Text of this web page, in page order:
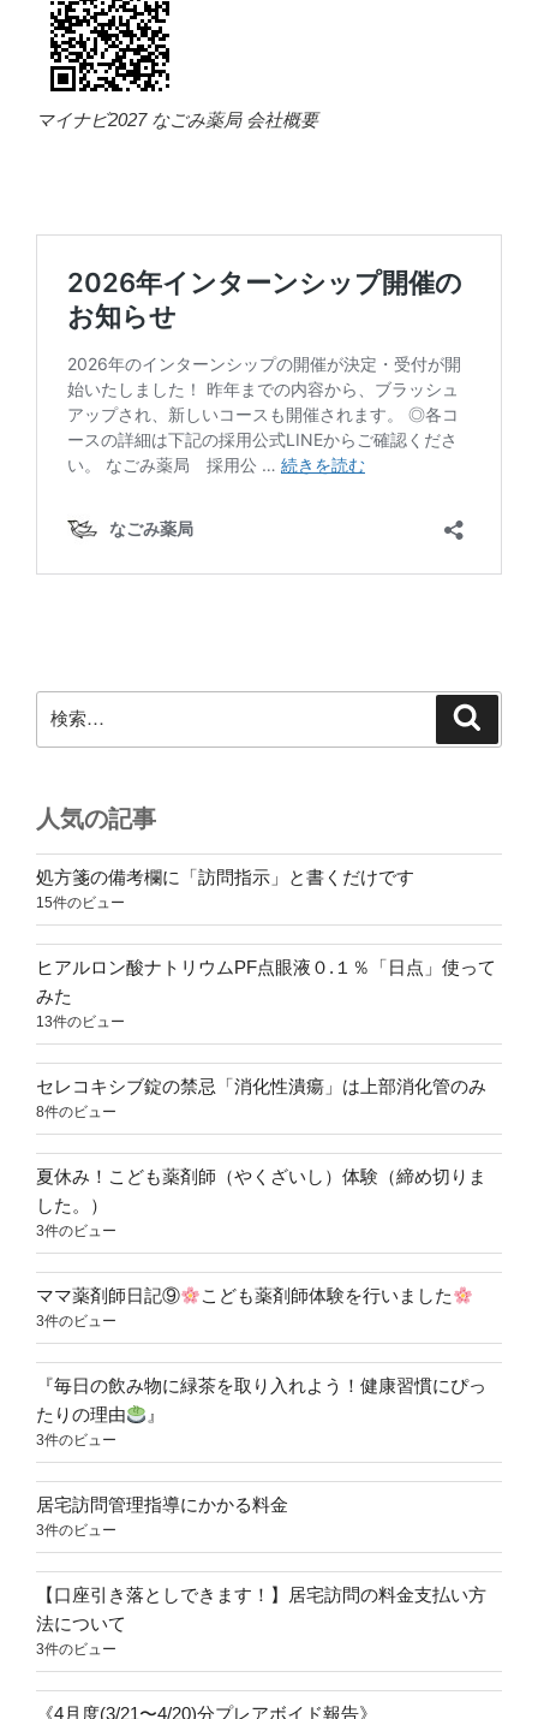
マイナビ2027 なごみ薬局 会社概要
索:
人気の記事
処方箋の備考欄に「訪問指示」と書くだけです
15件のビュー
ヒアルロン酸ナトリウムPF点眼液０.１％「日点」使って
みた
13件のビュー
セレコキシブ錠の禁忌「消化性潰瘍」は上部消化管のみ
8件のビュー
夏休み！こども薬剤師（やくざいし）体験（締め切りま
した。）
3件のビュー
ママ薬剤師日記⑨ こども薬剤師体験を行いました
3件のビュー
『毎日の飲み物に緑茶を取り入れよう！健康習慣にぴっ
たりの理由
』
3件のビュー
居宅訪問管理指導にかかる料金
3件のビュー
【口座引き落としできます！】居宅訪問の料金支払い方
法について
3件のビュー
《4月度(3/21〜4/20)分プレアボイド報告》